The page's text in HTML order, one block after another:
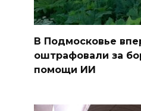
В Подмосковье
оштрафовали за
помощи ИИ